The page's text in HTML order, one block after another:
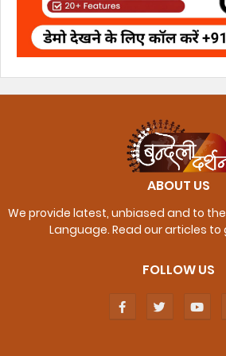
ABOUT US
We provide latest, unbiased and to
Language. Read our articles to
FOLLOW US